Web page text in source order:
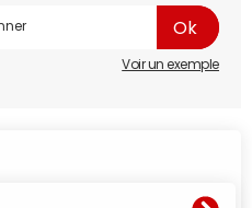
Voir un exemple